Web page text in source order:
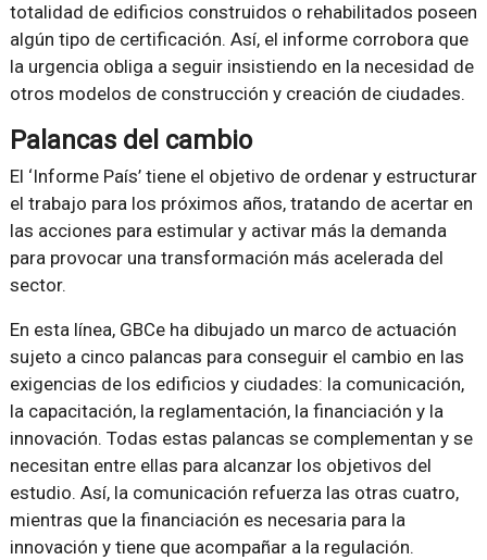
totalidad de edificios construidos o rehabilitados poseen
algún tipo de certificación. Así, el informe corrobora que
la urgencia obliga a seguir insistiendo en la necesidad de
otros modelos de construcción y creación de ciudades.
Palancas del cambio
El ‘Informe País’ tiene el objetivo de ordenar y estructurar
el trabajo para los próximos años, tratando de acertar en
las acciones para estimular y activar más la demanda
para provocar una transformación más acelerada del
sector.
En esta línea, GBCe ha dibujado un marco de actuación
sujeto a cinco palancas para conseguir el cambio en las
exigencias de los edificios y ciudades: la comunicación,
la capacitación, la reglamentación, la financiación y la
innovación. Todas estas palancas se complementan y se
necesitan entre ellas para alcanzar los objetivos del
estudio. Así, la comunicación refuerza las otras cuatro,
mientras que la financiación es necesaria para la
innovación y tiene que acompañar a la regulación.